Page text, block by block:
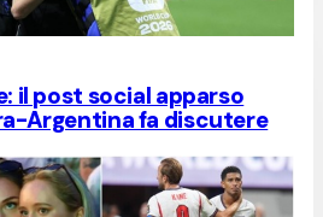
il post social apparso
Argentina fa discutere